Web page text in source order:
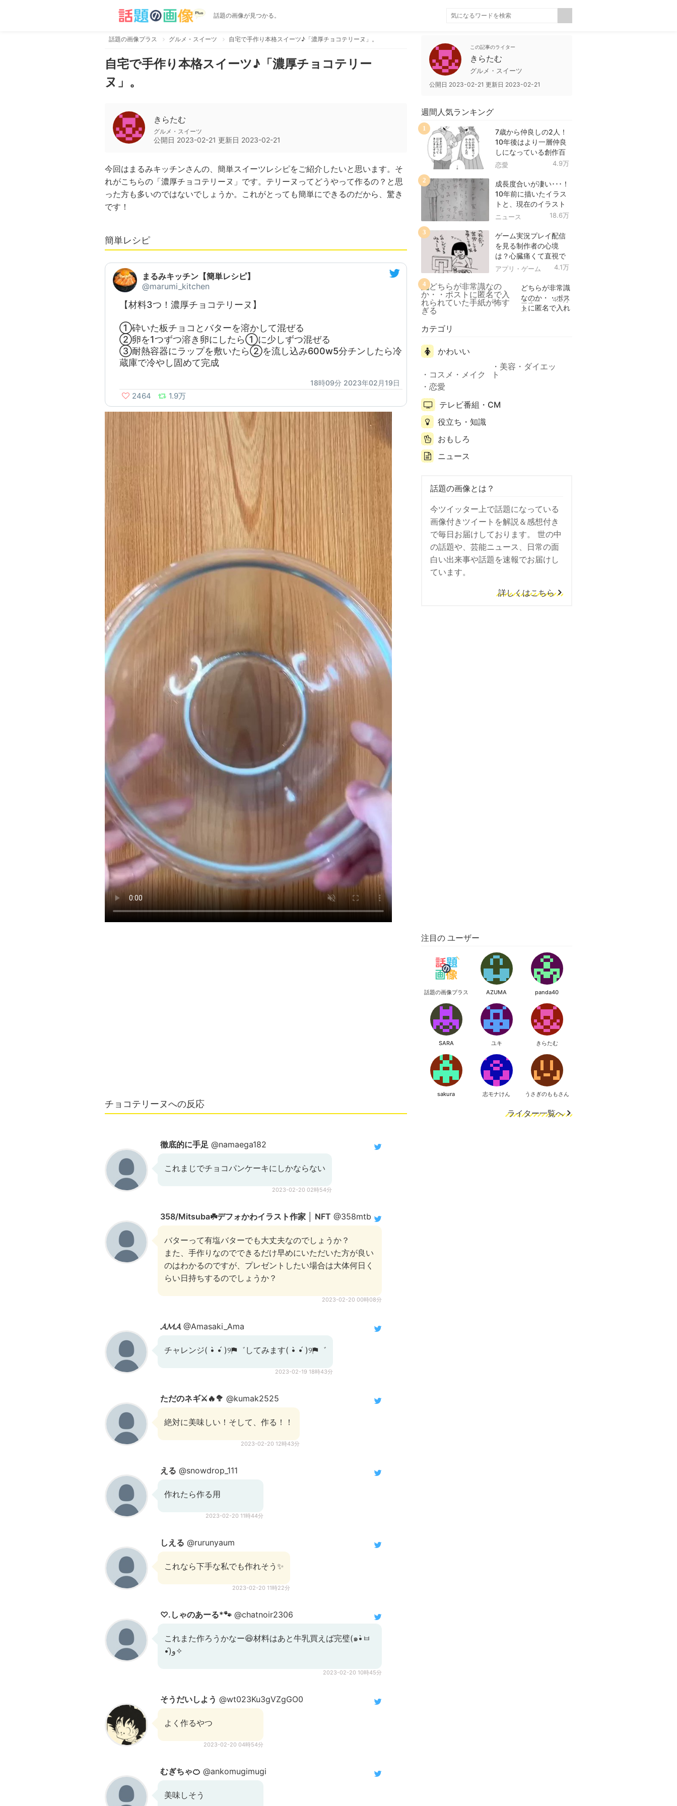
話題の画像が見つかる。
話題の画像プラス グルメ・スイーツ 自宅で手作り本格スイーツ♪「濃厚チョコテリーヌ」。
自宅で手作り本格スイーツ♪「濃厚チョコテリー
ヌ」。
きらたむ
グルメ・スイーツ
公開日 2023-02-21 更新日 2023-02-21
今回はまるみキッチンさんの、簡単スイーツレシピをご紹介したいと思います。そ
れがこちらの「濃厚チョコテリーヌ」です。テリーヌってどうやって作るの？と思
った方も多いのではないでしょうか。これがとっても簡単にできるのだから、驚き
です！
簡単レシピ
まるみキッチン【簡単レシピ】
@marumi_kitchen
【材料3つ！濃厚チョコテリーヌ】
①砕いた板チョコとバターを溶かして混ぜる
②卵を1つずつ溶き卵にしたら①に少しずつ混ぜる
③耐熱容器にラップを敷いたら②を流し込み600w5分チンしたら冷
蔵庫で冷やし固めて完成
18時09分 2023年02月19日
2464 1.9万
チョコテリーヌへの反応
徹底的に手足 @namaega182
これまじでチョコパンケーキにしかならない
2023-02-20 02時54分
358/Mitsuba☘️デフォかわイラスト作家 │ NFT @358mtb
バターって有塩バターでも大丈夫なのでしょうか？
また、手作りなのでできるだけ早めにいただいた方が良い
のはわかるのですが、プレゼントしたい場合は大体何日く
らい日持ちするのでしょうか？
2023-02-20 00時08分
𝓐𝓜𝓐@Amasaki_Ama
チャレンジ( •̀ •́ )୨⚑︎゛してみます( •̀ •́ )୨⚑︎゛
2023-02-19 18時43分
ただのネギ⚔️🔥🥦 @kumak2525
絶対に美味しい！そして、作る！！
2023-02-20 12時43分
える @snowdrop_111
作れたら作る用
2023-02-20 11時44分
しえる @rurunyaum
これなら下手な私でも作れそう✨
2023-02-20 11時22分
♡.しゃのあーる*🐾 @chatnoir2306
これまた作ろうかなー😆材料はあと牛乳買えば完璧(๑•̀ㅂ
•́)و✧
2023-02-20 10時45分
そうだいしよう @wt023Ku3gVZgGO0
よく作るやつ
2023-02-20 04時54分
むぎちゃ🍊 @ankomugimugi
美味しそう
この記事のライター
きらたむ
グルメ・スイーツ
公開日 2023-02-21 更新日 2023-02-21
週間人気ランキング
7歳から仲良しの2人！
10年後はより一層仲良
しになっている創作百
合！
恋愛 4.9万
1
成長度合いが凄い･･･！
10年前に描いたイラス
トと、現在のイラスト
を投稿したツイートが
ニュース 18.6万
2
ゲーム実況プレイ配信
を見る制作者の心境
は？心臓痛くて直視で
きなかった！
アプリ・ゲーム 4.1万
3
どちらが非常識
なのか・・ポス
トに匿名で入れ
ニュー
ス
4.9万
4
カテゴリ
かわいい
コスメ・メイク
美容・ダイエッ
ト
恋愛
テレビ番組・CM
役立ち・知識
おもしろ
ニュース
話題の画像とは？
今ツイッター上で話題になっている
画像付きツイートを解説＆感想付き
で毎日お届けしております。 世の中
の話題や、芸能ニュース、日常の面
白い出来事や話題を速報でお届けし
ています。
詳しくはこちら
注目の ユーザー
話題の画像プラス AZUMA panda40
SARA ユキ きらたむ
sakura 志モナけん うさぎのももさん
ライター一覧へ